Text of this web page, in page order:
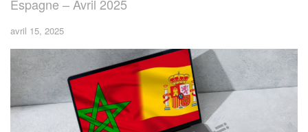
Espagne – Avril 2025
avril 15, 2025